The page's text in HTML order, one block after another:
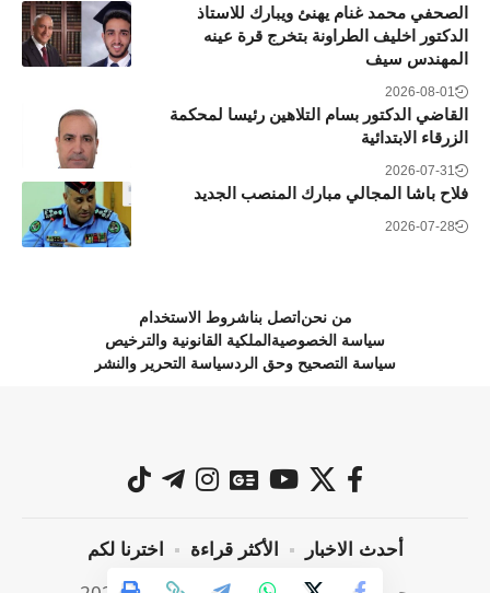
الصحفي محمد غنام يهنئ ويبارك للاستاذ
الدكتور اخليف الطراونة بتخرج قرة عينه
المهندس سيف
2026-08-01
القاضي الدكتور بسام التلاهين رئيسا لمحكمة
الزرقاء الابتدائية
2026-07-31
فلاح باشا المجالي مبارك المنصب الجديد
2026-07-28
من نحن اتصل بناشروط الاستخدام
سياسة الخصوصية الملكية القانونية والترخيص
سياسة التصحيح وحق الردسياسة التحرير والنشر
أحدث الاخبار الأكثر قراءة اخترنا لكم